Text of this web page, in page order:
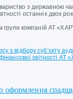
з державною
останніх двох
компаній АТ
з відбору суб’єкту
звітності
оформлення